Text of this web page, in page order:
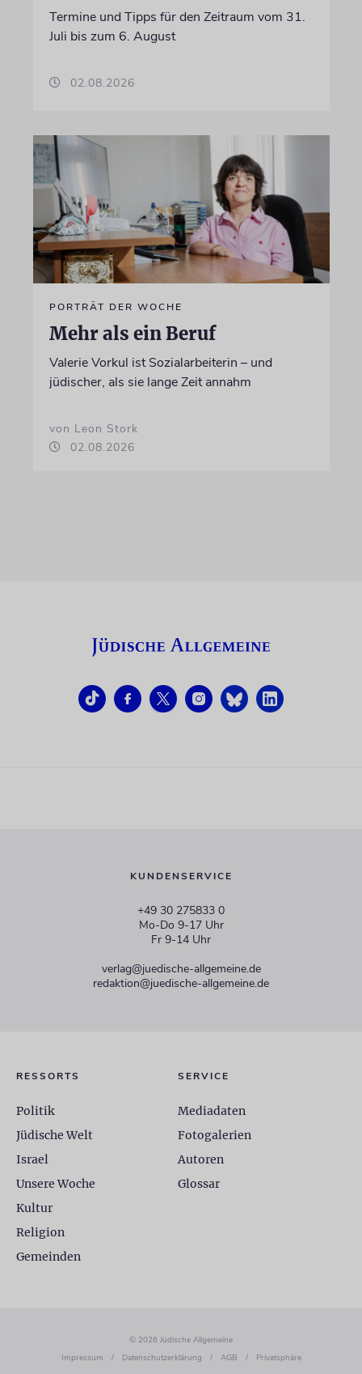
Termine und Tipps für den Zeitraum vom 31.
Juli bis zum 6. August
02.08.2026
PORTRÄT DER WOCHE
Mehr als ein Beruf
Valerie Vorkul ist Sozialarbeiterin – und
jüdischer, als sie lange Zeit annahm
von Leon Stork
02.08.2026
KUNDENSERVICE
+49 30 275833 0
Mo-Do 9-17 Uhr
Fr 9-14 Uhr
verlag@juedische-allgemeine.de
redaktion@juedische-allgemeine.de
RESSORTS
Politik
Jüdische Welt
Israel
Unsere Woche
Kultur
Religion
Gemeinden
SERVICE
Mediadaten
Fotogalerien
Autoren
Glossar
© 2026 Jüdische Allgemeine
Impressum
/ Datenschutzerklärung / AGB / Privatsphäre